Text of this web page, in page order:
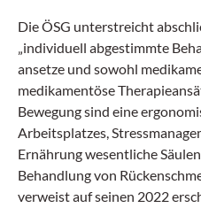
Die ÖSG unterstreicht
„individuell abgestimmte
ansetze und sowohl
medikamentöse
Bewegung sind eine
Arbeitsplatzes,
Ernährung wesentliche
Behandlung von
verweist auf seinen 2022